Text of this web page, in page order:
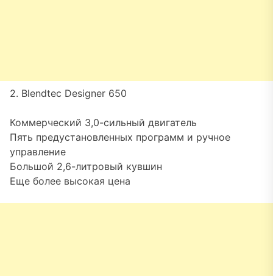
2. Blendtec Designer 650
Коммерческий 3,0-сильный двигатель
Пять предустановленных программ и ручное
управление
Большой 2,6-литровый кувшин
Еще более высокая цена